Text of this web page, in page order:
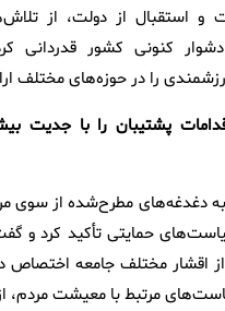
و استقبال از دولت، از
کنونی کشور قدردانی
را در حوزه‌های مختلف
پشتیبان را با جدیت
دغدغه‌های مطرح‌شده از سوی
حمایتی تأکید کرد
اقشار مختلف جامعه
مرتبط با معیشت مردم،